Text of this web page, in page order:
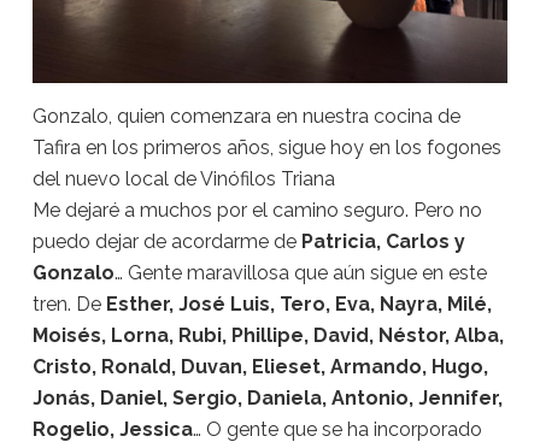
Gonzalo, quien comenzara en nuestra cocina de
Tafira en los primeros años, sigue hoy en los fogones
del nuevo local de Vinófilos Triana
Me dejaré a muchos por el camino seguro. Pero no
puedo dejar de acordarme de Patricia, Carlos y
Gonzalo… Gente maravillosa que aún sigue en este
tren. De Esther, José Luis, Tero, Eva, Nayra, Milé,
Moisés, Lorna, Rubi, Phillipe, David, Néstor, Alba,
Cristo, Ronald, Duvan, Elieset, Armando, Hugo,
Jonás, Daniel, Sergio, Daniela, Antonio, Jennifer,
Rogelio, Jessica… O gente que se ha incorporado